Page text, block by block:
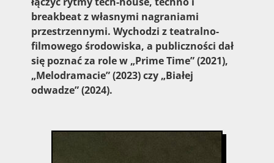
breakbeat z własnymi nagraniami
przestrzennymi. Wychodzi z teatralno-
filmowego środowiska, a publiczności dał
się poznać za role w „Prime Time” (2021),
„Melodramacie” (2023) czy „Białej
odwadze” (2024).